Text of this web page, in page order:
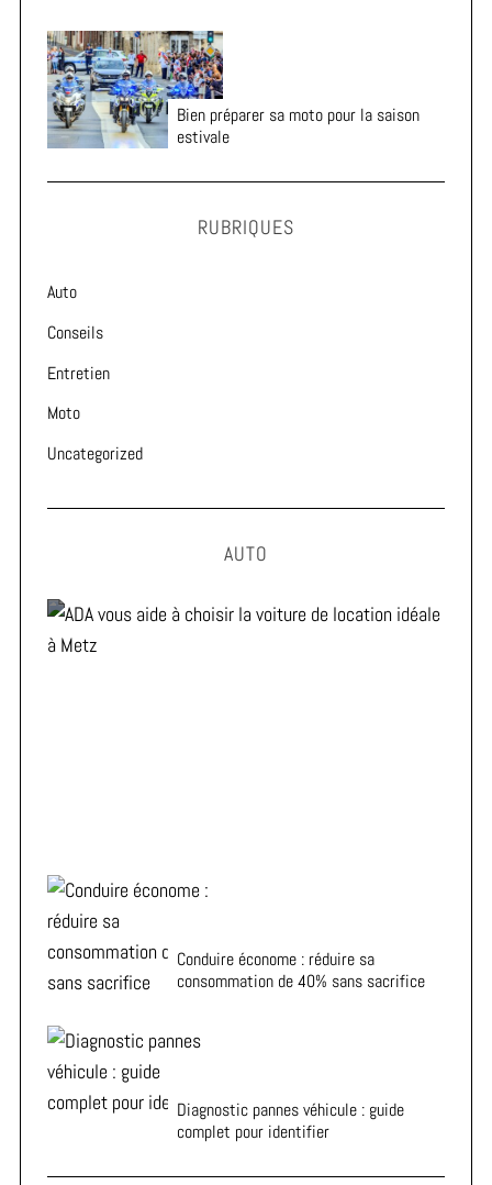
Bien préparer sa moto pour la saison
estivale
RUBRIQUES
Auto
Conseils
Entretien
Moto
Uncategorized
AUTO
Conduire économe : réduire sa
consommation de 40% sans sacrifice
Diagnostic pannes véhicule : guide
complet pour identifier